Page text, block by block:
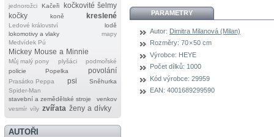
jednorožci
Kačeři
kočkovité šelmy
kočky
koně kreslené
Ledové království
lodě
lokomotivy a vlaky
mapy
Medvídek Pú
Mickey Mouse a Minnie
Můj malý pony plyšáci
podmořské
policie
Popelka povolání
Prasátko Peppa psi
Sněhurka
Spider‐Man
stavební a zemědělské stroje
venkov
vesmír víly zvířata ženy a dívky
AUTOŘI
PARAMETRY
Autor: Dimitra Milanová (Milan)
Rozměry: 70 × 50 cm
Výrobce: HEYE
Počet dílků: 1000
Kód výrobce: 29959
EAN: 4001689299590